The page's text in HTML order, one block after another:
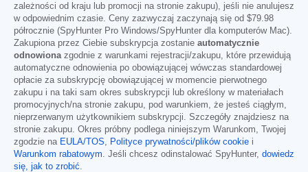
zależności od kraju lub promocji na stronie zakupu), jeśli nie anulujesz
w odpowiednim czasie. Ceny zazwyczaj zaczynają się od $79.98
półrocznie (SpyHunter Pro Windows/SpyHunter dla komputerów Mac).
Zakupiona przez Ciebie subskrypcja zostanie automatycznie
odnowiona zgodnie z warunkami rejestracji/zakupu, które przewidują
automatyczne odnowienia po obowiązującej wówczas standardowej
opłacie za subskrypcję obowiązującej w momencie pierwotnego
zakupu i na taki sam okres subskrypcji lub określony w materiałach
promocyjnych/na stronie zakupu, pod warunkiem, że jesteś ciągłym,
nieprzerwanym użytkownikiem subskrypcji. Szczegóły znajdziesz na
stronie zakupu. Okres próbny podlega niniejszym Warunkom, Twojej
zgodzie na EULA/TOS Polityce prywatności/plików cookie i
Warunkom rabatowym . Jeśli chcesz odinstalować SpyHunter, dowiedz
się, jak to zrobić